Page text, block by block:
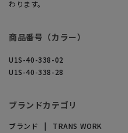
わります。
商品番号（カラー）
U1S-40-338-02
U1S-40-338-28
ブランドカテゴリ
ブランド
TRANS WORK